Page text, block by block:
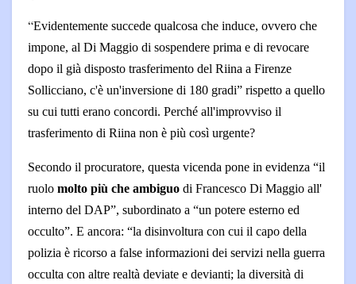
“Evidentemente succede qualcosa che induce, ovvero che
impone, al Di Maggio di sospendere prima e di revocare
dopo il già disposto trasferimento del Riina a Firenze
Sollicciano, c'è un'inversione di 180 gradi” rispetto a quello
su cui tutti erano concordi. Perché all'improvviso il
trasferimento di Riina non è più così urgente?
Secondo il procuratore, questa vicenda pone in evidenza “il
ruolo molto più che ambiguo di Francesco Di Maggio all'
interno del DAP”, subordinato a “un potere esterno ed
occulto”. E ancora: “la disinvoltura con cui il capo della
polizia è ricorso a false informazioni dei servizi nella guerra
occulta con altre realtà deviate e devianti; la diversità di